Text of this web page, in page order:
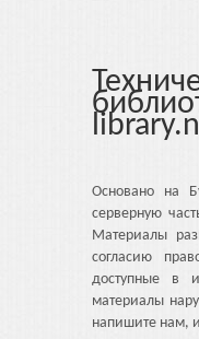
Основано на
серверную
Материалы
согласию
доступные в
материалы
напишите нам,